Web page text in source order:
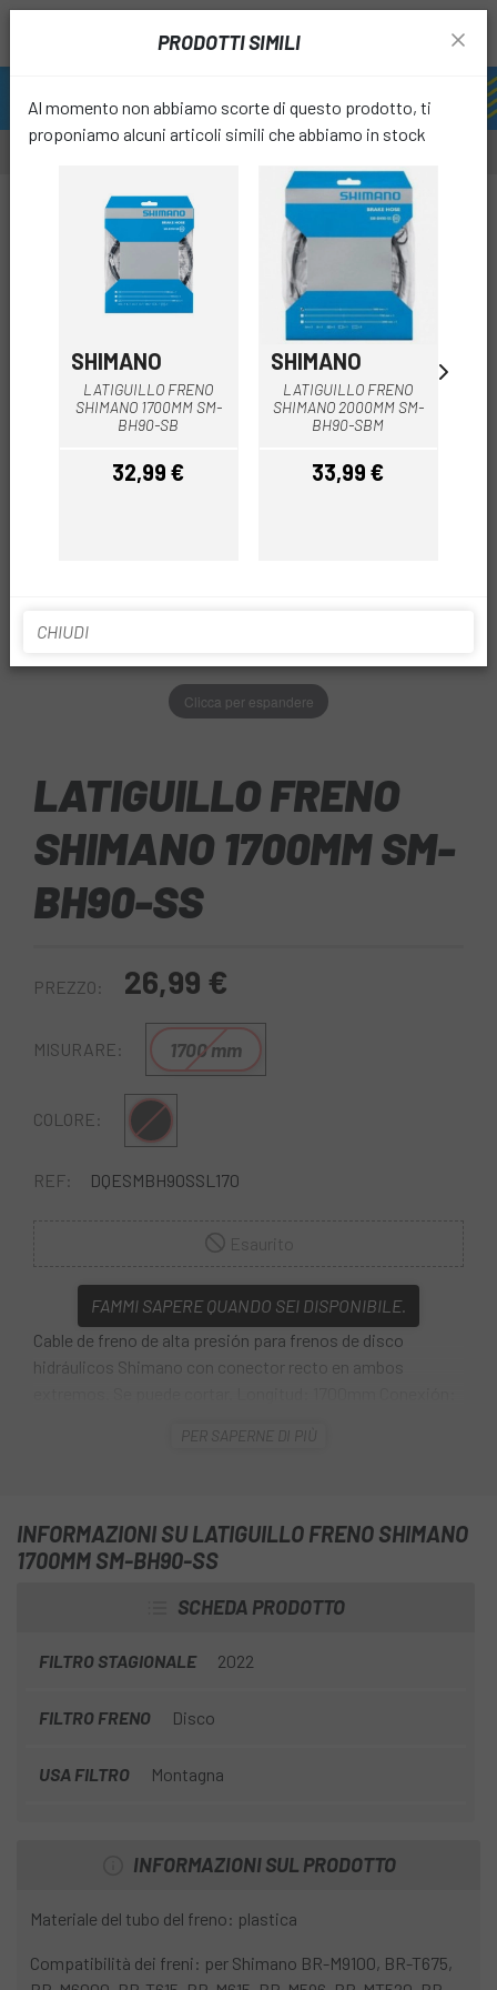
Clicca per espandere
LATIGUILLO FRENO
SHIMANO 1700MM SM-
BH90-SS
PREZZO: 26,99 €
MISURARE: 1700 mm
COLORE: Nero
REF: DQESMBH90SSL170
FAMMI SAPERE QUANDO SEI DISPONIBILE.
PRODOTTI SIMILI
Al momento non abbiamo scorte di questo prodotto, ti
proponiamo alcuni articoli simili che abbiamo in stock
SHIMANO
LATIGUILLO FRENO
SHIMANO 1700MM SM-
BH90-SB
Prezzo
32,99 €
SHIMANO
LATIGUILLO FRENO
SHIMANO 2000MM SM-
BH90-SBM
Prezzo
33,99 €
CHIUDI
Cable de freno de alta presión para frenos de disco
hidráulicos Shimano con conector recto en ambos
Longitud del Banjo: Standard Material Banjo ·Tornillo:
Compatibilidad XTR M9100 Series, DEORE M6000 Series,
SHIMANO DEORE LX T670 Series, SHIMANO
PER SAPERNE DI PIÙ
INFORMAZIONI SU LATIGUILLO FRENO SHIMANO
1700MM SM-BH90-SS
SCHEDA PRODOTTO
FILTRO STAGIONALE 2022
FILTRO FRENO Disco
USA FILTRO Montagna
INFORMAZIONI SUL PRODOTTO
Materiale del tubo del freno: plastica
Compatibilità dei freni: per Shimano BR-M9100, BR-T675,